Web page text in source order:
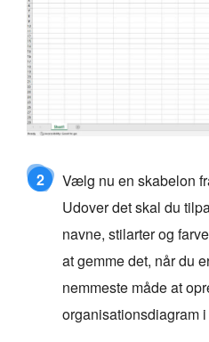
2 Vælg nu en skabelon
Udover det skal du
navne, stilarter og
at gemme det, når du
nemmeste måde at
organisationsdiagram